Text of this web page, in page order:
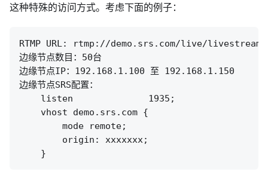
这种特殊的访问方式。考虑下面的例子：
RTMP URL: rtmp://demo.srs.com/live/livestream
边缘节点数目：50台
边缘节点IP：192.168.1.100 至 192.168.1.150
边缘节点SRS配置：
    listen              1935;
    vhost demo.srs.com {
        mode remote;
        origin: xxxxxxx;